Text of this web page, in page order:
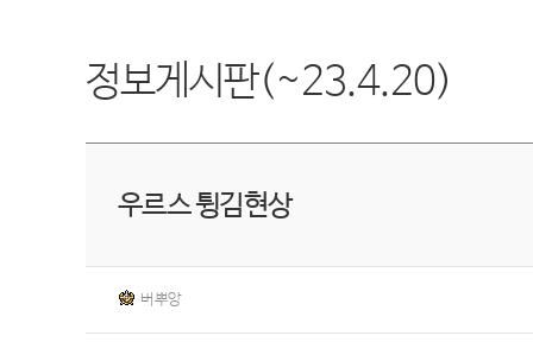
정보게시판(~23.4.20)
우르스 튕김현상
버뿌앙